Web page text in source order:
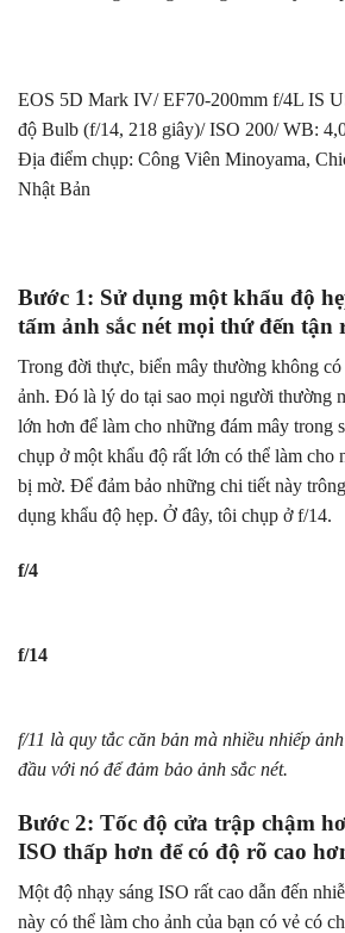
EOS 5D Mark IV/ EF70-200mm f/4L IS
độ Bulb (f/14, 218 giây)/ ISO 200/ WB:
Địa điểm chụp: Công Viên Minoyama,
Nhật Bản
Bước 1: Sử dụng một khẩu độ
tấm ảnh sắc nét mọi thứ đến tận
Trong đời thực, biển mây thường không
ảnh. Đó là lý do tại sao mọi người thường
lớn hơn để làm cho những đám mây trong
chụp ở một khẩu độ rất lớn có thể làm cho
bị mờ. Để đảm bảo những chi tiết này
dụng khẩu độ hẹp. Ở đây, tôi chụp ở f/14.
f/4
f/14
f/11 là quy tắc căn bản mà nhiều nhiếp
đầu với nó để đảm bảo ảnh sắc nét.
Bước 2: Tốc độ cửa trập chậm
ISO thấp hơn để có độ rõ cao
Một độ nhạy sáng ISO rất cao dẫn đến
này có thể làm cho ảnh của bạn có vẻ có